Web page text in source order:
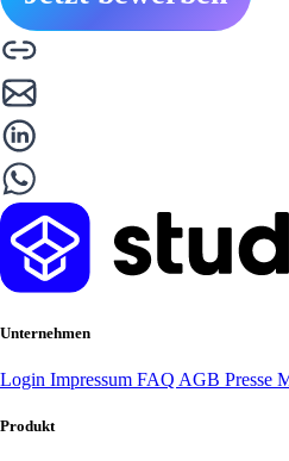
Unternehmen
Login Impressum FAQ AGB Presse
Produkt